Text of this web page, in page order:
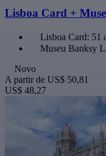
Lisboa Card +
Lisboa Card: 51
Museu Banksy
Novo
A partir de US$ 50,81
US$ 48,27